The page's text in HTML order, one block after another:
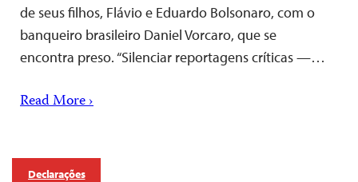
de seus filhos, Flávio e Eduardo Bolsonaro, com o
banqueiro brasileiro Daniel Vorcaro, que se
encontra preso. “Silenciar reportagens críticas —…
Read More ›
Declarações